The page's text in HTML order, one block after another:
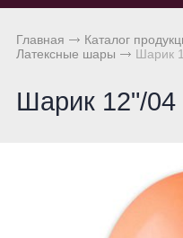
Главная Каталог
Латексные шары
Шарик
Шарик 12"/04